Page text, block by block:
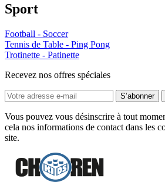
Sport
Football - Soccer
Tennis de Table - Ping Pong
Trotinette - Patinette
Recevez nos offres spéciales
Vous pouvez vous désinscrire à tout
cela nos informations de contact dans les
site.